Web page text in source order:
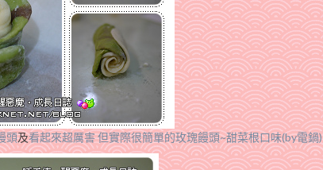
頭及看起來超厲害 但實際很簡單的玫瑰饅頭~甜菜根口味(by電鍋)